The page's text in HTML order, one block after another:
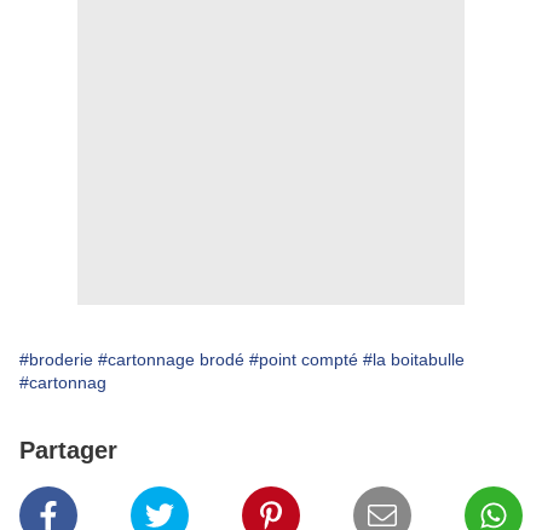
#broderie #cartonnage brodé #point compté #la boitabulle
#cartonnag
Partager